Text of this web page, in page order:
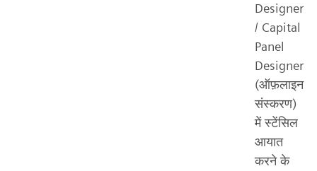
Designer
/ Capital
Panel
Designer
(ऑफ़लाइन
संस्करण)
में स्टेंसिल
आयात
करने के